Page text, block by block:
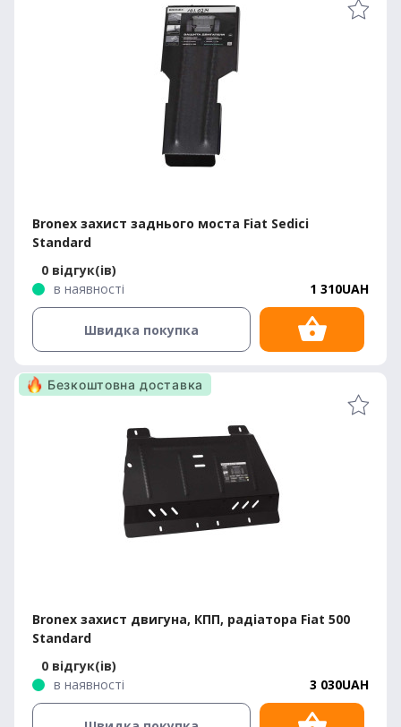
Bronex захист заднього моста Fiat Sedici
Standard
0 відгук(ів)
в наявності
1 310UAH
Швидка покупка
Bronex захист двигуна, КПП, радіатора Fiat 500
Standard
0 відгук(ів)
в наявності
3 030UAH
Безкоштовна доставка